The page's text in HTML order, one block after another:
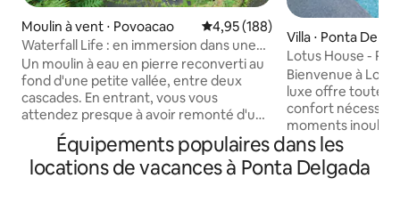
Moulin à vent ⋅ Povoacao Évaluation moyenne sur la
4,95 (188)
Waterfall Life : en immersion dans une
nature isolée
Un moulin à eau en pierre reconverti au
fond d'une petite vallée, entre deux
cascades. En entrant, vous vous
attendez presque à avoir remonté d'un
siècle. Le son ne s'arrête pas : il vous suit
pendant votre sommeil et c'est la
première chose que vous entendez le
Villa ⋅ Ponta
Lotus House -
près de la plage
Bienvenue à
luxe offre toutes
confort
moments
entre amis. Dans
vous dans notre
notre jacuzzi, ou
Équipements populaires dans les
locations de vacances à Ponta Delgada